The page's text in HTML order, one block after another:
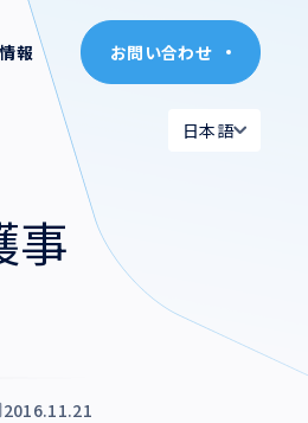
お問い合わせ
日本語
報 お問い合わせ
日本語
事
2016.11.21